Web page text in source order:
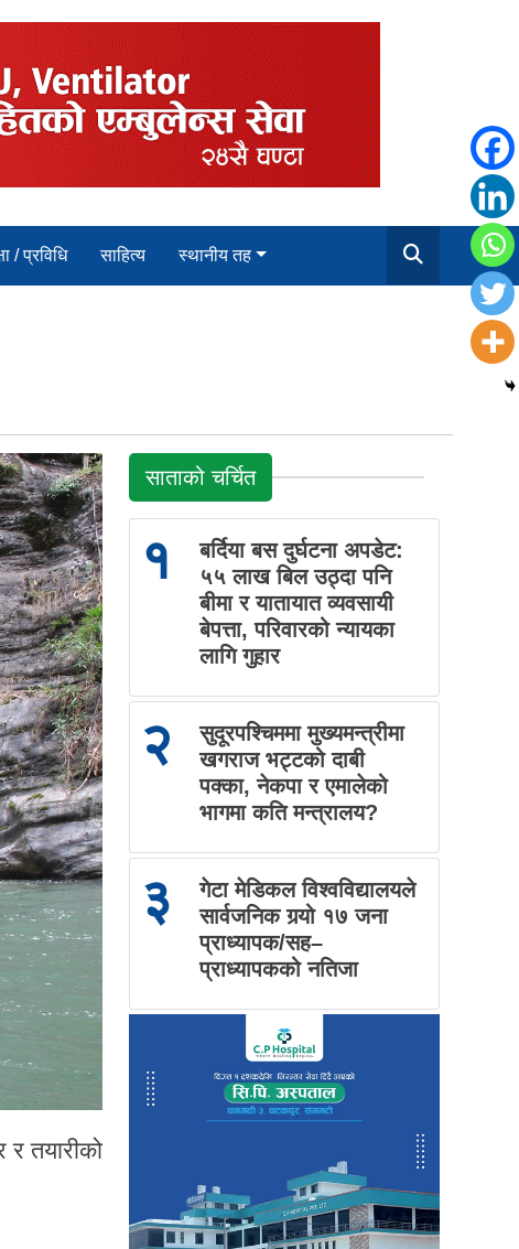
/ प्रविधि साहित्य स्थानीय तह
तयारीको
साताको चर्चित
१
बर्दिया बस दुर्घटना अपडेट:
५५ लाख बिल उठ्दा पनि
बीमा र यातायात व्यवसायी
बेपत्ता, परिवारको न्यायका
लागि गुहार
२
सुदूरपश्चिममा मुख्यमन्त्रीमा
खगराज भट्टको दाबी
पक्का, नेकपा र एमालेको
भागमा कति मन्त्रालय?
३
गेटा मेडिकल विश्वविद्यालयले
सार्वजनिक गर्‍यो १७ जना
प्राध्यापक/सह–
प्राध्यापकको नतिजा